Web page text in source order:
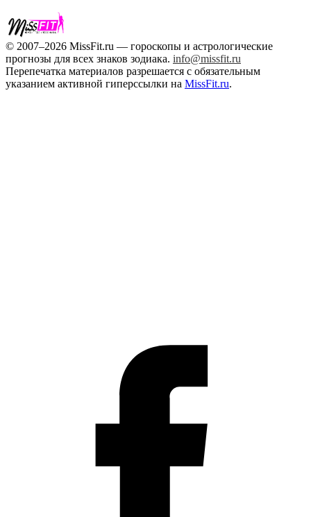
© 2007–2026 MissFit.ru — гороскопы и астрологические
прогнозы для всех знаков зодиака. info@missfit.ru
Перепечатка материалов разрешается с обязательным
указанием активной гиперссылки на MissFit.ru.